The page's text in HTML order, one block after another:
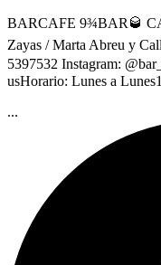
BARCAFE 9¾BAR🥃
Zayas / Marta Abreu y
5397532 Instagram:
usHorario: Lunes a
...